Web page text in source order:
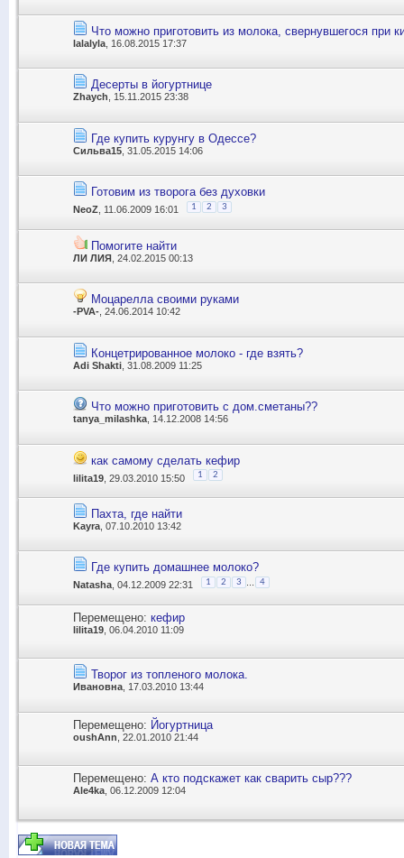
Что можно приготовить из молока, свернувшегося при
lalalyla , 16.08.2015 17:37
Десерты в йогуртнице
Zhaych , 15.11.2015 23:38
Где купить курунгу в Одессе?
Сильва15 , 31.05.2015 14:06
Готовим из творога без духовки
NeoZ , 11.06.2009 16:01 1 2 3
Помогите найти
ЛИ ЛИЯ , 24.02.2015 00:13
Моцарелла своими руками
-PVA- , 24.06.2014 10:42
Концетрированное молоко - где взять?
Adi Shakti , 31.08.2009 11:25
Что можно приготовить с дом.сметаны??
tanya_milashka , 14.12.2008 14:56
как самому сделать кефир
lilita19 , 29.03.2010 15:50 1 2
Пахта, где найти
Kayra , 07.10.2010 13:42
Где купить домашнее молоко?
Natasha , 04.12.2009 22:31 1 2 3 4
Перемещено: кефир
lilita19 , 06.04.2010 11:09
Творог из топленого молока.
Ивановна, 17.03.2010 13:44
Перемещено: Йогуртница
oushAnn , 22.01.2010 21:44
Перемещено: А кто подскажет как сварить сыр???
Ale4ka , 06.12.2009 12:04